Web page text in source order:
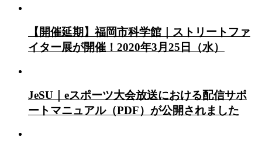
【開催延期】福岡市科学館｜ストリートファ
イター展が開催！2020年3月25日（水）
JeSU｜eスポーツ大会放送における配信サポ
ートマニュアル（PDF）が公開されました